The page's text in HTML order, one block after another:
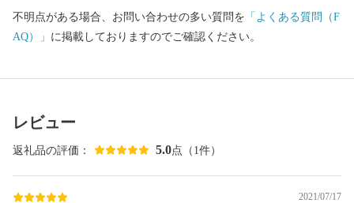
不明点がある場合、お問い合わせの多い質問を 「よくある質問（F
AQ）」 に掲載しておりますのでご確認ください。
レビュー
返礼品の評価： 5.0点（1件）
2021/07/17